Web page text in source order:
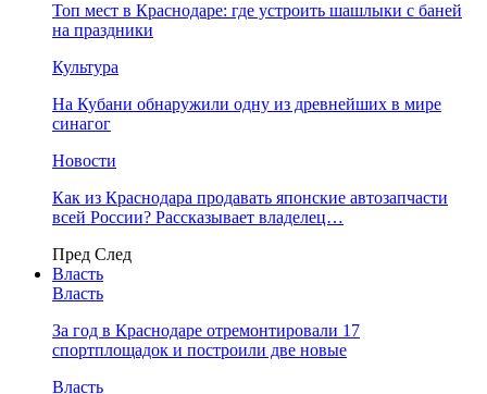
Топ мест в Краснодаре: где устроить шашлыки с баней
на праздники
Культура
На Кубани обнаружили одну из древнейших в мире
синагог
Новости
Как из Краснодара продавать японские автозапчасти
всей России? Рассказывает владелец…
Пред След
Власть
Власть
За год в Краснодаре отремонтировали 17
спортплощадок и построили две новые
Власть